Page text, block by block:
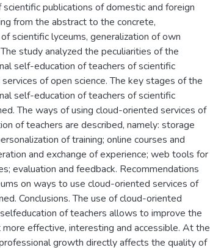
publications of domestic and foreign
from the abstract to the concrete,
scientific lyceums, generalization of own
study analyzed the peculiarities of the
self-education of teachers of scientific
of open science. The key stages of the
self-education of teachers of scientific
The ways of using cloud-oriented services of
of teachers are described, namely: storage
of training; online courses and
and exchange of experience; web tools for
evaluation and feedback. Recommendations
on ways to use cloud-oriented services of
Conclusions. The use of cloud-oriented
of teachers allows to improve the
effective, interesting and accessible. At the
growth directly affects the quality of